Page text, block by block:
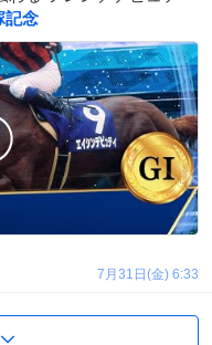
記念
7月31日(金) 6:33